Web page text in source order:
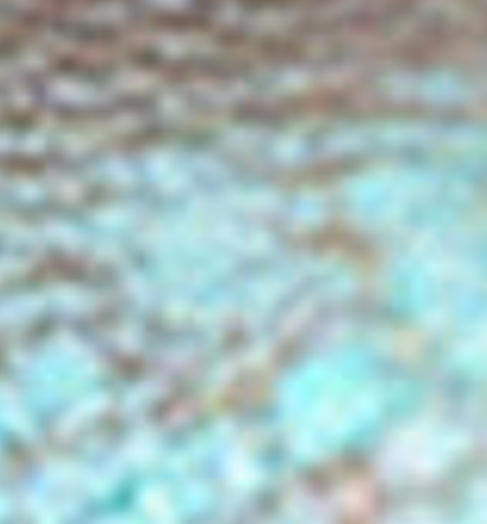
Vorheriger Artikel
1FC Köln – Sieg Chance in Kiel
verschenkt
Nächster Artikel
Jazz Köln – Offenbarung – Elina Duni &
Jean-Paul Brodbeck im Pfandhaus
Jazzie
https://packeisen.de
Jazzie ist mein Nickname als Jazzmusiker. COLOZINE
Magazin ist mein Blog. Beruflich bin ich Inhaber einer
Internetagentur in Köln und Ostfriesland. Hier fröne ich
meinen Hobbys. Ich liebe Smooth Jazz und die USA Jazz
Musik Szene. Als Jazz Fan sehe ich Harmonie, nicht nur in
der Musik, als unser allerhöchstes Gut an. Jazz-, Pop-,
Hardrock- und Bluesmusik hat die Welt verändert und ist
für mich unverzichtbar. Grund genug, durch die Welt zu
surfen und Ausschau nach guten Music Acts und Musikern
zu halten. Ich bin Fan des 1. FC Köln. Weitere Faibles
gelten dem Motorsport, Tennis und Motorrad fahren. Ich bin
ein Honda Freak und lasse mir gerne den Wind um die
Nase wehen. Inzwischen habe ich meinen Lebensort an die
Nordsee in Ostfriesland verlagert, weil ich mein Herz an ein
Denkmal von Anno 1746 verloren habe. Bei Fragen oder
Fehlangaben auf den Colozine Köln News Seiten hier die
Kontaktmöglichkeit Jazzie (Reinhold Packeisen) oder Mail
an info@koeln-news.com :-) Tel.+49 170 90 08 08 74